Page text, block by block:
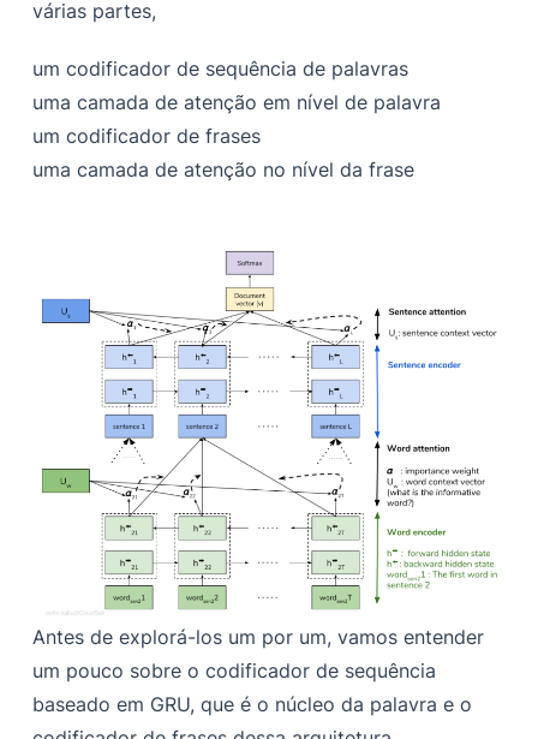
várias partes,
um codificador de sequência de palavras
uma camada de atenção em nível de palavra
um codificador de frases
uma camada de atenção no nível da frase
Antes de explorá-los um por um, vamos entender
um pouco sobre o codificador de sequência
baseado em GRU, que é o núcleo da palavra e o